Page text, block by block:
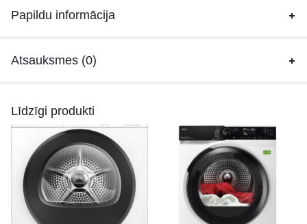
Papildu informācija
Atsauksmes (0)
Līdzīgi produkti